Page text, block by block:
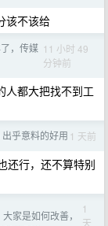
该不该给
，传媒 11 小时 49
分钟前
人都大把找不到工
乎意料的好用 1 天前
还行，还不算特别
家是如何改善，
1
天